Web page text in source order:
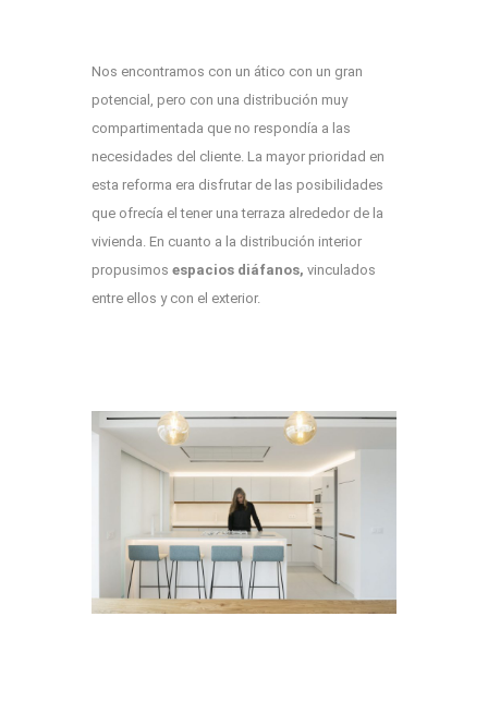
Nos encontramos con un ático con un gran
potencial, pero con una distribución muy
compartimentada que no respondía a las
necesidades del cliente. La mayor prioridad en
esta reforma era disfrutar de las posibilidades
que ofrecía el tener una terraza alrededor de la
vivienda. En cuanto a la distribución interior
propusimos espacios diáfanos, vinculados
entre ellos y con el exterior.